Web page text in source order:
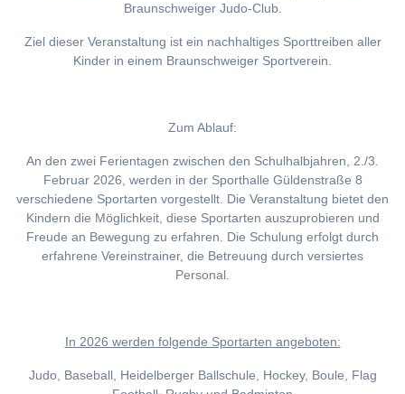
Braunschweiger Judo-Club.
Ziel dieser Veranstaltung ist ein nachhaltiges Sporttreiben aller
Kinder in einem Braunschweiger Sportverein.
Zum Ablauf:
An den zwei Ferientagen zwischen den Schulhalbjahren, 2./3.
Februar 2026, werden in der Sporthalle Güldenstraße 8
verschiedene Sportarten vorgestellt. Die Veranstaltung bietet den
Kindern die Möglichkeit, diese Sportarten auszuprobieren und
Freude an Bewegung zu erfahren. Die Schulung erfolgt durch
erfahrene Vereinstrainer, die Betreuung durch versiertes
Personal.
In 2026 werden folgende Sportarten angeboten:
Judo, Baseball, Heidelberger Ballschule, Hockey, Boule, Flag